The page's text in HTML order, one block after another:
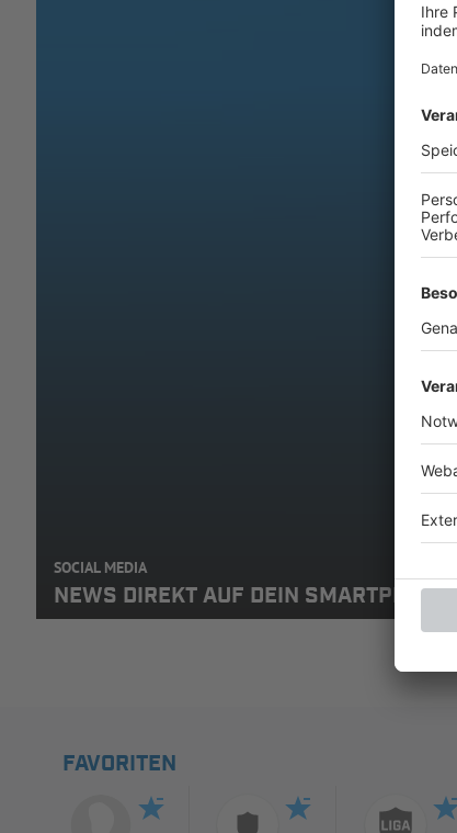
SOCIAL MEDIA
NEWS DIREKT AUF DEIN
FAVORITEN